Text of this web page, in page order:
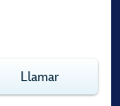
Llamar